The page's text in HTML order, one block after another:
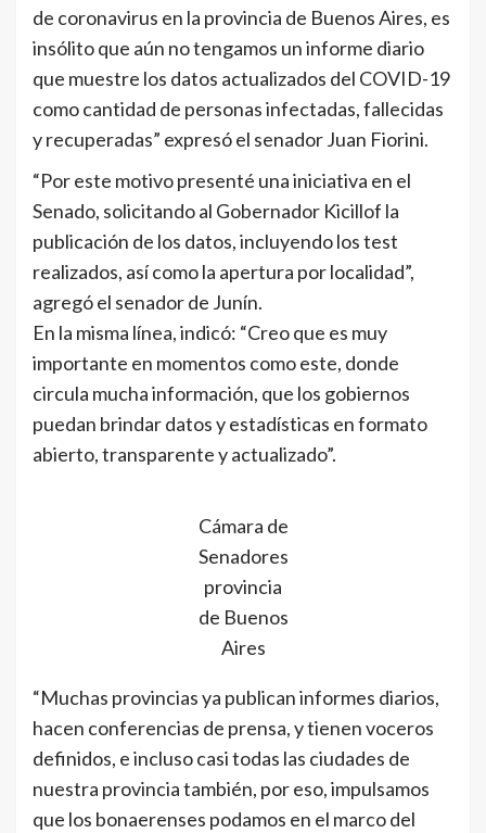
de coronavirus en la provincia de Buenos Aires, es
insólito que aún no tengamos un informe diario
que muestre los datos actualizados del COVID-19
como cantidad de personas infectadas, fallecidas
y recuperadas” expresó el senador Juan Fiorini.
“Por este motivo presenté una iniciativa en el
Senado, solicitando al Gobernador Kicillof la
publicación de los datos, incluyendo los test
realizados, así como la apertura por localidad”,
agregó el senador de Junín.
En la misma línea, indicó: “Creo que es muy
importante en momentos como este, donde
circula mucha información, que los gobiernos
puedan brindar datos y estadísticas en formato
abierto, transparente y actualizado”.
Cámara de
Senadores
provincia
de Buenos
Aires
“Muchas provincias ya publican informes diarios,
hacen conferencias de prensa, y tienen voceros
definidos, e incluso casi todas las ciudades de
nuestra provincia también, por eso, impulsamos
que los bonaerenses podamos en el marco del